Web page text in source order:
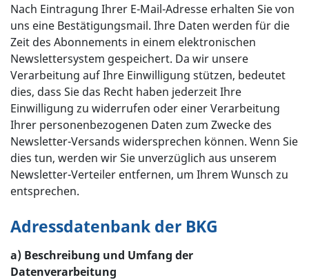
Nach Eintragung Ihrer E-Mail-Adresse erhalten Sie von
uns eine Bestätigungsmail. Ihre Daten werden für die
Zeit des Abonnements in einem elektronischen
Newslettersystem gespeichert. Da wir unsere
Verarbeitung auf Ihre Einwilligung stützen, bedeutet
dies, dass Sie das Recht haben jederzeit Ihre
Einwilligung zu widerrufen oder einer Verarbeitung
Ihrer personenbezogenen Daten zum Zwecke des
Newsletter-Versands widersprechen können. Wenn Sie
dies tun, werden wir Sie unverzüglich aus unserem
Newsletter-Verteiler entfernen, um Ihrem Wunsch zu
entsprechen.
Adressdatenbank der BKG
a) Beschreibung und Umfang der
Datenverarbeitung